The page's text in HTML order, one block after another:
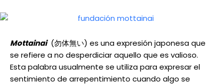
Mottainai(勿体無い) es una expresión japonesa que
se refiere a no desperdiciar aquello que es valioso.
Esta palabra usualmente se utiliza para expresar el
sentimiento de arrepentimiento cuando algo se